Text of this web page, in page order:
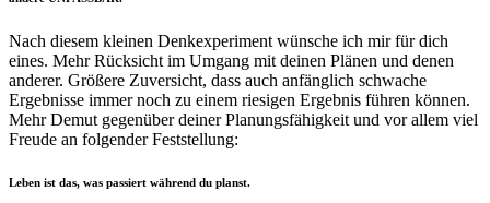
Nach diesem kleinen Denkexperiment wünsche ich mir für dich
eines. Mehr Rücksicht im Umgang mit deinen Plänen und denen
anderer. Größere Zuversicht, dass auch anfänglich schwache
Ergebnisse immer noch zu einem riesigen Ergebnis führen können.
Mehr Demut gegenüber deiner Planungsfähigkeit und vor allem viel
Freude an folgender Feststellung:
Leben ist das, was passiert während du planst.